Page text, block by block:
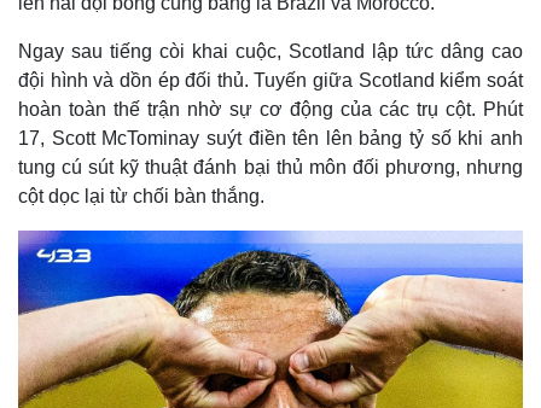
Ngay sau tiếng còi khai cuộc, Scotland lập tức dâng cao
đội hình và dồn ép đối thủ. Tuyến giữa Scotland kiểm soát
hoàn toàn thế trận nhờ sự cơ động của các trụ cột. Phút
17, Scott McTominay suýt điền tên lên bảng tỷ số khi anh
tung cú sút kỹ thuật đánh bại thủ môn đối phương, nhưng
cột dọc lại từ chối bàn thắng.